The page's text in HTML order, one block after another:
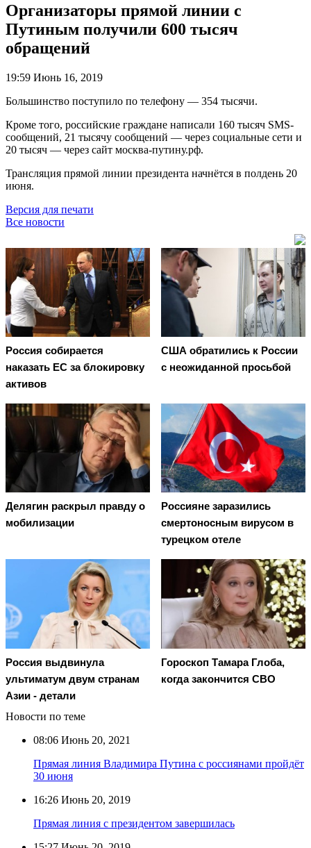
Организаторы прямой линии с
Путиным получили 600 тысяч
обращений
19:59 Июнь 16, 2019
Большинство поступило по телефону — 354 тысячи.
Кроме того, российские граждане написали 160 тысяч SMS-
сообщений, 21 тысячу сообщений — через социальные сети и
20 тысяч — через сайт москва-путину.рф.
Трансляция прямой линии президента начнётся в полдень 20
июня.
Версия для печати
Все новости
Россия собирается
наказать EC за блокировку
активов
США обратились к России
с неожиданной просьбой
Делягин раскрыл правду о
мобилизации
Россияне заразились
смертоносным вирусом в
турецком отеле
Россия выдвинула
ультиматум двум странам
Азии - детали
Гороскоп Тамара Глоба,
когда закончится СВО
Новости по теме
08:06 Июнь 20, 2021
Прямая линия Владимира Путина с россиянами пройдёт
30 июня
16:26 Июнь 20, 2019
Прямая линия с президентом завершилась